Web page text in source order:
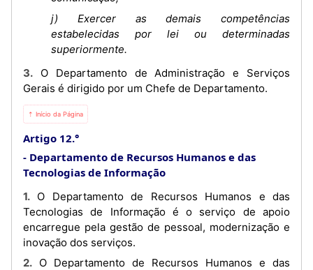
j) Exercer as demais competências
estabelecidas por lei ou determinadas
superiormente.
3. O Departamento de Administração e Serviços
Gerais é dirigido por um Chefe de Departamento.
⇡ Início da Página
Artigo 12.°
Departamento de Recursos Humanos e das
Tecnologias de Informação
1. O Departamento de Recursos Humanos e das
Tecnologias de Informação é o serviço de apoio
encarregue pela gestão de pessoal, modernização e
inovação dos serviços.
2. O Departamento de Recursos Humanos e das